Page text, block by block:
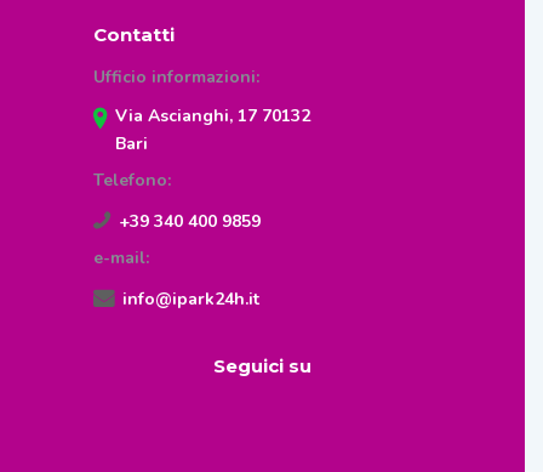
Contatti
Ufficio informazioni:
Via Ascianghi, 17 70132
Bari
Telefono:
+39 340 400 9859
e-mail:
info@ipark24h.it
Seguici su